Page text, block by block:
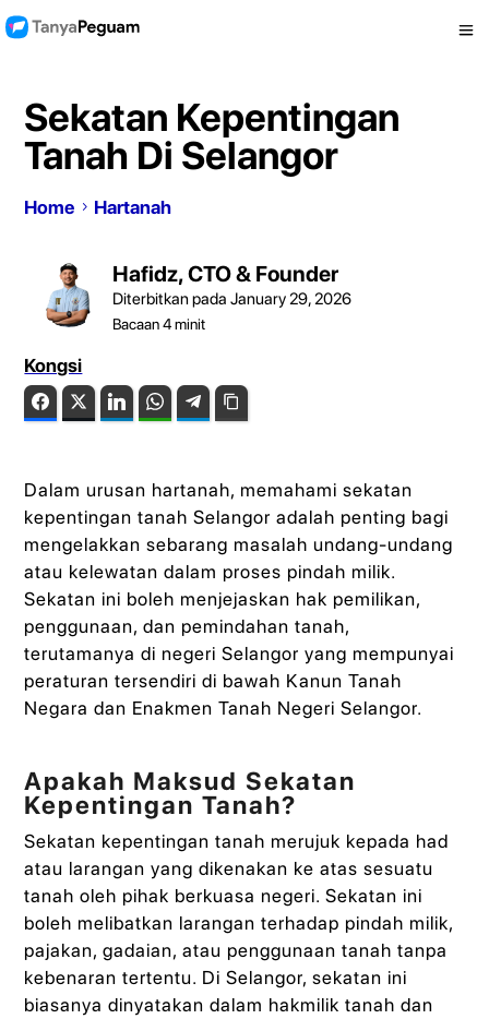
Sekatan Kepentingan
Tanah Di Selangor
Home Hartanah
Hafidz, CTO & Founder
Diterbitkan pada January 29, 2026
Bacaan4minit
Kongsi
FacebookTwitter LinkedIn WhatsAppTelegram
Dalam urusan hartanah, memahami sekatan
kepentingan tanah Selangor adalah penting bagi
mengelakkan sebarang masalah undang-undang
atau kelewatan dalam proses pindah milik.
Sekatan ini boleh menjejaskan hak pemilikan,
penggunaan, dan pemindahan tanah,
terutamanya di negeri Selangor yang mempunyai
peraturan tersendiri di bawah Kanun Tanah
Negara dan Enakmen Tanah Negeri Selangor.
Apakah Maksud Sekatan
Kepentingan Tanah?
Sekatan kepentingan tanah merujuk kepada had
atau larangan yang dikenakan ke atas sesuatu
tanah oleh pihak berkuasa negeri. Sekatan ini
boleh melibatkan larangan terhadap pindah milik,
pajakan, gadaian, atau penggunaan tanah tanpa
kebenaran tertentu. Di Selangor, sekatan ini
biasanya dinyatakan dalam hakmilik tanah dan